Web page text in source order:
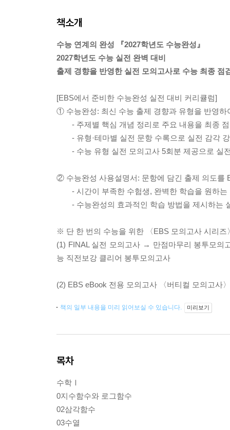
책소개
수능 연계의 완성 『2027학년도 수능완성』
2027학년도 수능 실전 완벽 대비
출제 경향을 반영한 실전 모의고사로 수능 최종 점
[EBS에서 준비한 수능완성 실전 대비 커리큘럼]
① 수능완성: 최신 수능 출제 경향과 유형을 반영
- 주제별 핵심 개념 정리로 주요 내용을 최종
- 유형·테마별 실전 문항 수록으로 실전 감각
- 수능 유형 실전 모의고사 5회분 제공으로 실
② 수능완성 사용설명서: 문항에 담긴 출제 의도를
- 시간이 부족한 수험생, 완벽한 학습을 원하는
- 수능완성의 효과적인 학습 방법을 제시하는
※ 단 한 번의 수능을 위한 〈EBS 모의고사 시리즈
(1) FINAL 실전 모의고사 → 만점마무리 봉투모
능 직전보강 클리어 봉투모의고사
(2) EBS eBook 전용 모의고사 〈버티컬 모의고사
책의 일부 내용을 미리 읽어보실 수 있습니다. 미리보기
목차
수학Ⅰ
0지수함수와 로그함수
02삼각함수
03수열